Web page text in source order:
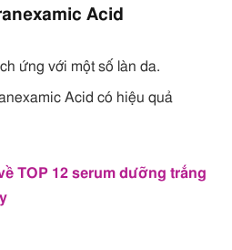
Acid
ứng với một số làn da.
Acid có hiệu quả
TOP 12 serum dưỡng trắng